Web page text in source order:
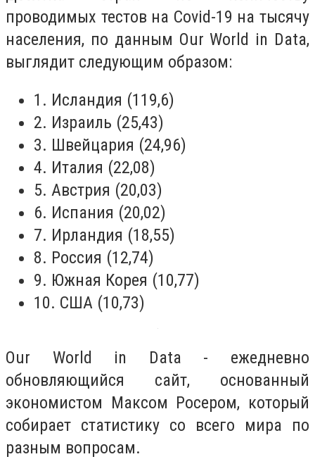
проводимых тестов на Covid-19 на тысячу
населения, по данным Our World in Data,
выглядит следующим образом:
1. Исландия (119,6)
2. Израиль (25,43)
3. Швейцария (24,96)
4. Италия (22,08)
5. Австрия (20,03)
6. Испания (20,02)
7. Ирландия (18,55)
8. Россия (12,74)
9. Южная Корея (10,77)
10. США (10,73)
Our World in Data - ежедневно
обновляющийся сайт, основанный
экономистом Максом Росером, который
собирает статистику со всего мира по
разным вопросам.